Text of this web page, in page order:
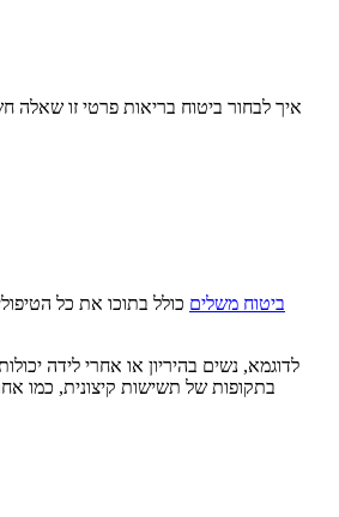
איך לבחור ביטוח בריאות פרטי זו שאלה
ביטוח משלים כולל בתוכו את כל
לדוגמא, נשים בהיריון או אחרי לידה
בתקופות של תשישות קיצונית, כמו